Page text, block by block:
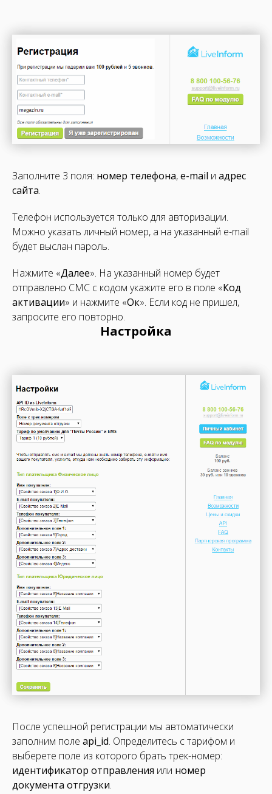
Заполните 3 поля: номер телефона,e-mail и адрес
сайта.
Телефон используется только для авторизации.
Можно указать личный номер, а на указанный e-mail
будет выслан пароль.
Нажмите «Далее». На указанный номер будет
отправлено СМС с кодом укажите его в поле «Код
активации» и нажмите «Ок». Если код не пришел,
запросите его повторно.
Настройка
После успешной регистрации мы автоматически
заполним поле api_id. Определитесь с тарифом и
выберете поле из которого брать трек-номер:
идентификатор отправления или номер
документа отгрузки.